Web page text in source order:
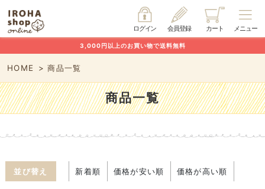
メニュー
カート
会員登録
ログイン
3,000円以上のお買い物で送料無料
HOME 商品一覧
商品一覧
並び替え 新着順 価格が安い順 価格が高い順